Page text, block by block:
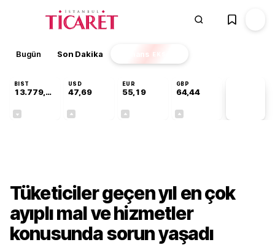
Bugün Son Dakika Finans EKSTRA
BIST
13.779,39
USD
47,69
EUR
55,19
GBP
64,44
Tüketiciler geçen yıl en çok
ayıplı mal ve hizmetler
konusunda sorun yaşadı